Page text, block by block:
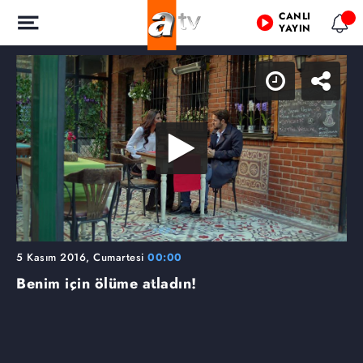
CANLI
YAYIN
5 Kasım 2016, Cumartesi 00:00
Benim için ölüme atladın!